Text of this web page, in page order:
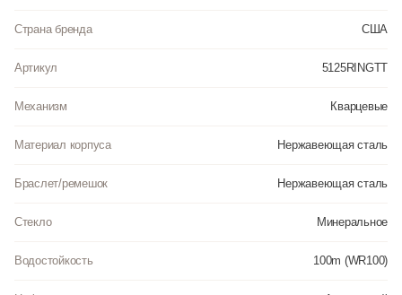
Страна бренда США
Артикул 5125RINGTT
Механизм Кварцевые
Материал корпуса Нержавеющая сталь
Браслет/ремешок Нержавеющая сталь
Стекло Минеральное
Водостойкость 100m (WR100)